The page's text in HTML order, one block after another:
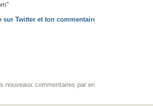
sur Twitter et ton commentaire passera en
nouveaux commentaires par email